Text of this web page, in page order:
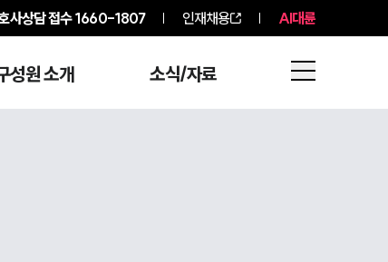
사상담 접수1660-1807 인재채용 AI대륜
성원 소개 소식/자료